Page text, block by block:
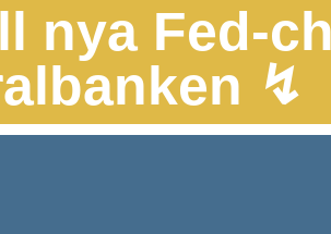
nya Fed-
↯